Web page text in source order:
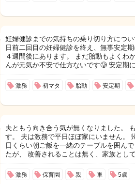
妊婦健診までの気持ちの乗り切り方につ
日前二回目の妊婦健診を終え、無事安定
４週間後にあります。 まだ胎動もよくわ
んが元気か不安で仕方ないです🥲 安定期
激務 初マタ 胎動 安定期
夫ともう向き合う気が無くなりました。
す。 夫は激務で平日ほぼ家にいません。
日くらい朝ご飯を一緒のテーブルを囲ん
たが、 改善されることは無く、家族とし
激務 保育園 親 車 5歳